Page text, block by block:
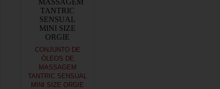
CONJUNTO DE
ÓLEOS DE
MASSAGEM
TANTRIC SENSUAL
MINI SIZE ORGIE